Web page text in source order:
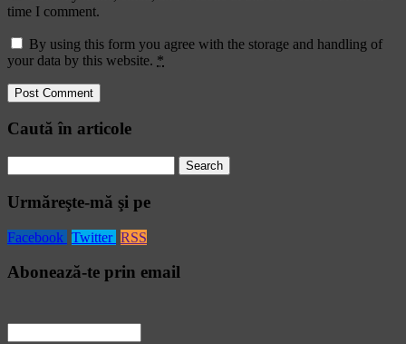
time I comment.
By using this form you agree with the storage and handling of
your data by this website. *
Caută în articole
for:
Urmăreşte-mă şi pe
Facebook Twitter RSS
Abonează-te prin email